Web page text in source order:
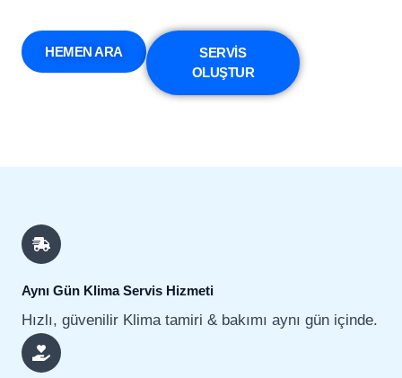
HEMEN ARA
SERVİS
OLUŞTUR
Aynı Gün Klima Servis Hizmeti
Hızlı, güvenilir Klima tamiri & bakımı aynı gün içinde.